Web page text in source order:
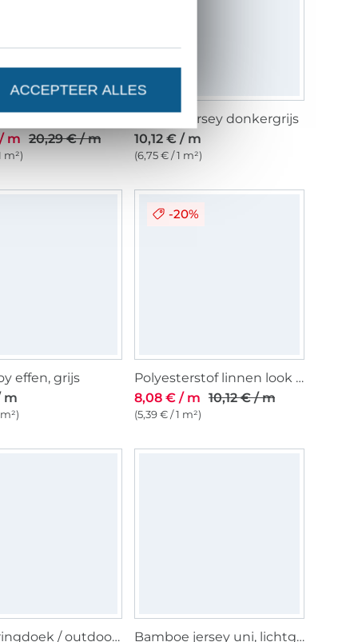
m 20,29 € / m
m²)
Viscose jersey donkergrijs
10,12 € / m
(6,75 € / 1 m²)
effen, grijs
m
-20%
Polyesterstof linnen look stripes melange, grijs
8,08 € / m 10,12 € / m
(5,39 € / 1 m²)
Zonweringdoek / outdoorstof, 160 cm, donkergrijs-gemêleerd
Bamboe jersey uni, lichtgrijs
ACCEPTEER ALLES